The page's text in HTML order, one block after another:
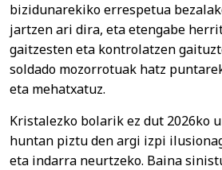
bizidunarekiko errespetua
jartzen ari dira, eta etengabe
gaitzesten eta kontrolatzen
soldado mozorrotuak hatz
eta mehatxatuz.
Kristalezko bolarik ez dut 2026ko
huntan piztu den argi izpi
eta indarra neurtzeko. Baina